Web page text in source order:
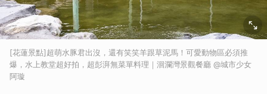
[花蓮景點]超萌水豚君出沒，還有笑笑羊跟草泥馬！可愛動物區必須推
爆，水上教堂超好拍，超彭湃無菜單料理｜洄瀾灣景觀餐廳 @城市少女
阿璇